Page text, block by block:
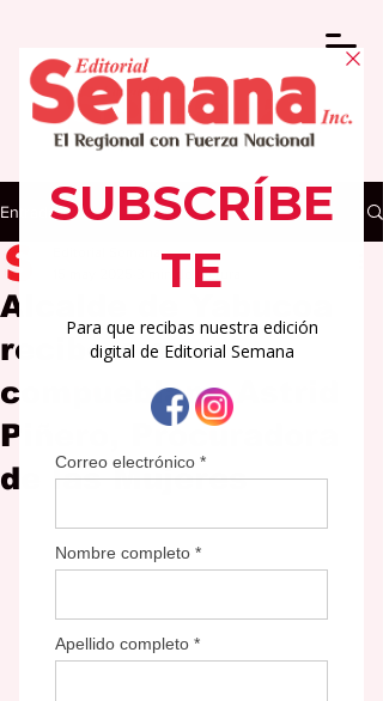
Entrada
Alcalde de Yabucoa
recibe a su
compueblana Astrid
Piñero, Procuradora
de las Mujeres
3 min de lectura